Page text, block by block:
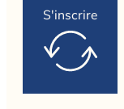
S'inscrire